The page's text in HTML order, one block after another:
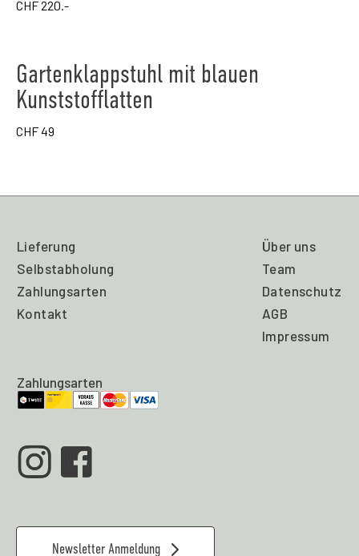
CHF220.-
Gartenklappstuhl mit blauen
Kunststofflatten
CHF49
Lieferung
Selbstabholung
Zahlungsarten
Kontakt
Über uns
Team
Datenschutz
AGB
Impressum
Zahlungsarten
Newsletter Anmeldung